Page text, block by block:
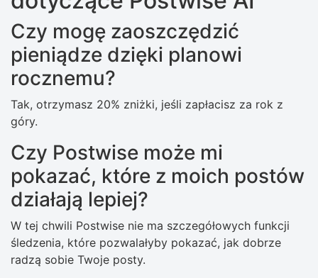
Czy mogę zaoszczędzić
pieniądze dzięki planowi
rocznemu?
Tak, otrzymasz 20% zniżki, jeśli zapłacisz za rok z
góry.
Czy Postwise może mi
pokazać, które z moich postów
działają lepiej?
W tej chwili Postwise nie ma szczegółowych funkcji
śledzenia, które pozwalałyby pokazać, jak dobrze
radzą sobie Twoje posty.